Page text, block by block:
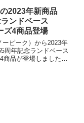
たいままドリンクを持
をレビューします。
2023年新商品
ランドベース
ズ4商品登場
ーピーク）から2023年
周年記念ランドベース
商品が登場しました。